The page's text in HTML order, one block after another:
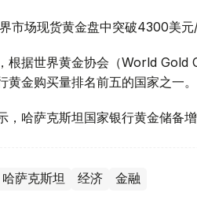
市场现货黄金盘中突破4300美元
，根据世界黄金协会（World
黄金购买量排名前五的国家之一。
，哈萨克斯坦国家银行黄金储备增
哈萨克斯坦 经济 金融